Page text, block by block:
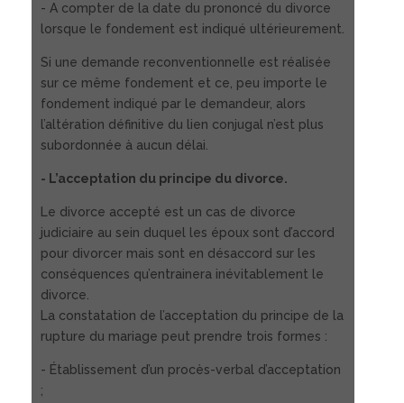
- A compter de la date du prononcé du divorce
lorsque le fondement est indiqué ultérieurement.
Si une demande reconventionnelle est réalisée
sur ce même fondement et ce, peu importe le
fondement indiqué par le demandeur, alors
l’altération définitive du lien conjugal n’est plus
subordonnée à aucun délai.
- L’acceptation du principe du divorce.
Le divorce accepté est un cas de divorce
judiciaire au sein duquel les époux sont d’accord
pour divorcer mais sont en désaccord sur les
conséquences qu’entrainera inévitablement le
divorce.
La constatation de l’acceptation du principe de la
rupture du mariage peut prendre trois formes :
- Établissement d’un procès-verbal d’acceptation
;